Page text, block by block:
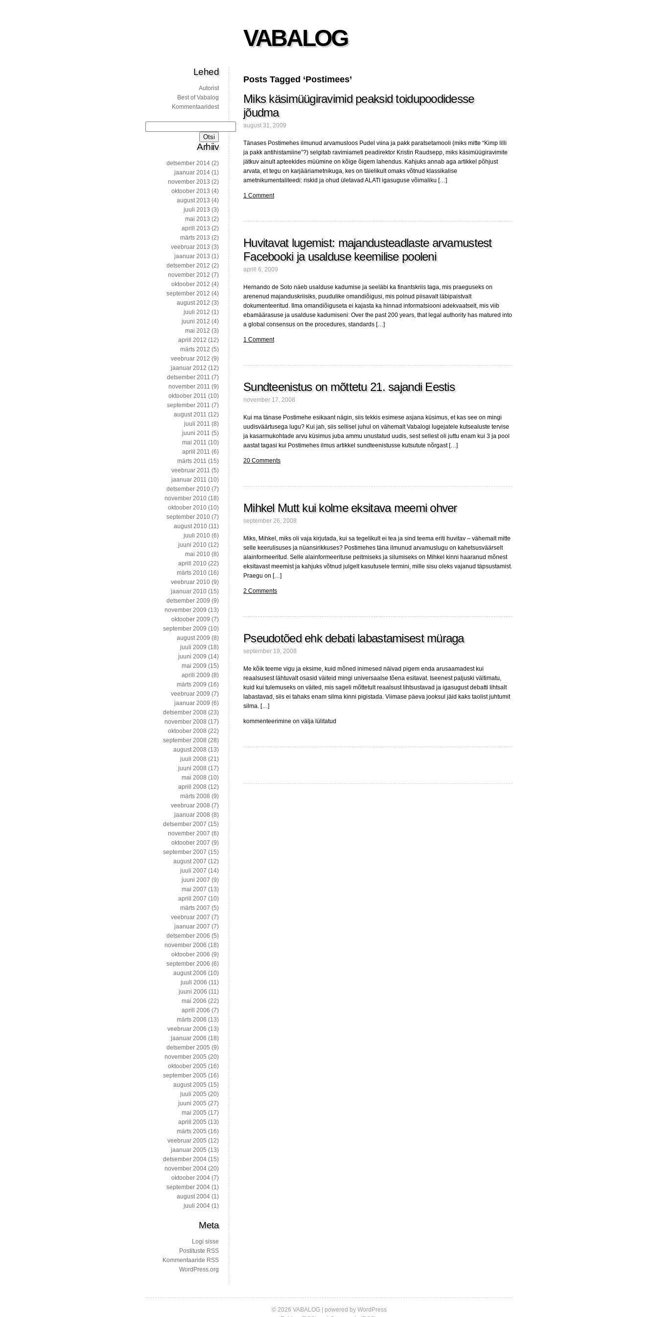
VABALOG
Posts Tagged ‘Postimees’
Miks käsimüügiravimid peaksid toidupoodidesse
jõudma
august 31, 2009
Tänases Postimehes ilmunud arvamusloos Pudel viina ja pakk paratsetamooli (miks mitte “Kimp lilli
ja pakk antihistamiine”?) selgitab ravimiameti peadirektor Kristin Raudsepp, miks käsimüügiravimite
jätkuv ainult apteekides müümine on kõige õigem lahendus. Kahjuks annab aga artikkel põhjust
arvata, et tegu on karjääriametnikuga, kes on täielikult omaks võtnud klassikalise
ametnikumentaliteedi: riskid ja ohud ületavad ALATI igasuguse võimaliku […]
1 Comment
Huvitavat lugemist: majandusteadlaste arvamustest
Facebooki ja usalduse keemilise pooleni
aprill 6, 2009
Hernando de Soto näeb usalduse kadumise ja seeläbi ka finantskriis taga, mis praeguseks on
arenenud majanduskriisiks, puudulike omandiõigusi, mis polnud piisavalt läbipaistvalt
dokumenteeritud. Ilma omandiõiguseta ei kajasta ka hinnad informatsiooni adekvaatselt, mis viib
ebamäärasuse ja usalduse kadumiseni: Over the past 200 years, that legal authority has matured into
a global consensus on the procedures, standards […]
1 Comment
Sundteenistus on mõttetu 21. sajandi Eestis
november 17, 2008
Kui ma tänase Postimehe esikaant nägin, siis tekkis esimese asjana küsimus, et kas see on mingi
uudisväärtusega lugu? Kui jah, siis sellisel juhul on vähemalt Vabalogi lugejatele kutsealuste tervise
ja kasarmukohtade arvu küsimus juba ammu unustatud uudis, sest sellest oli juttu enam kui 3 ja pool
aastat tagasi kui Postimehes ilmus artikkel sundteenistusse kutsutute nõrgast […]
20 Comments
Mihkel Mutt kui kolme eksitava meemi ohver
september 26, 2008
Miks, Mihkel, miks oli vaja kirjutada, kui sa tegelikult ei tea ja sind teema eriti huvitav – vähemalt mitte
selle keerulisuses ja nüansirikkuses? Postimehes täna ilmunud arvamuslugu on kahetsusväärselt
alainformeeritud. Selle alainformeerituse peitmiseks ja silumiseks on Mihkel kinni haaranud mõnest
eksitavast meemist ja kahjuks võtnud julgelt kasutusele termini, mille sisu oleks vajanud täpsustamist.
Praegu on […]
2 Comments
Pseudotõed ehk debati labastamisest müraga
september 19, 2008
Me kõik teeme vigu ja eksime, kuid mõned inimesed näivad pigem enda arusaamadest kui
reaalsusest lähtuvalt osasid väiteid mingi universaalse tõena esitavat. Iseenest paljuski vältimatu,
kuid kui tulemuseks on väited, mis sageli mõttetult reaalsust lihtsustavad ja igasugust debatti lihtsalt
labastavad, siis ei tahaks enam silma kinni pigistada. Viimase päeva jooksul jäid kaks taolist juhtumit
silma. […]
Pseudotõed
labastamisest
kommenteerimine on välja lülitatud
Lehed
Autorist
Best of Vabalog
Kommentaaridest
Arhiiv
detsember 2014 (2)
jaanuar 2014 (1)
november 2013 (2)
oktoober 2013 (4)
august 2013 (4)
juuli 2013 (3)
mai 2013 (2)
aprill 2013 (2)
märts 2013 (2)
veebruar 2013 (3)
jaanuar 2013 (1)
detsember 2012 (2)
november 2012 (7)
oktoober 2012 (4)
september 2012 (4)
august 2012 (3)
juuli 2012 (1)
juuni 2012 (4)
mai 2012 (3)
aprill 2012 (12)
märts 2012 (5)
veebruar 2012 (9)
jaanuar 2012 (12)
detsember 2011 (7)
november 2011 (9)
oktoober 2011 (10)
september 2011 (7)
august 2011 (12)
juuli 2011 (8)
juuni 2011 (5)
mai 2011 (10)
aprill 2011 (6)
märts 2011 (15)
veebruar 2011 (5)
jaanuar 2011 (10)
detsember 2010 (7)
november 2010 (18)
oktoober 2010 (10)
september 2010 (7)
august 2010 (11)
juuli 2010 (6)
juuni 2010 (12)
mai 2010 (8)
aprill 2010 (22)
märts 2010 (16)
veebruar 2010 (9)
jaanuar 2010 (15)
detsember 2009 (9)
november 2009 (13)
oktoober 2009 (7)
september 2009 (10)
august 2009 (8)
juuli 2009 (18)
juuni 2009 (14)
mai 2009 (15)
aprill 2009 (8)
märts 2009 (16)
veebruar 2009 (7)
jaanuar 2009 (6)
detsember 2008 (23)
november 2008 (17)
oktoober 2008 (22)
september 2008 (28)
august 2008 (13)
juuli 2008 (21)
juuni 2008 (17)
mai 2008 (10)
aprill 2008 (12)
märts 2008 (9)
veebruar 2008 (7)
jaanuar 2008 (8)
detsember 2007 (15)
november 2007 (6)
oktoober 2007 (9)
september 2007 (15)
august 2007 (12)
juuli 2007 (14)
juuni 2007 (9)
mai 2007 (13)
aprill 2007 (10)
märts 2007 (5)
veebruar 2007 (7)
jaanuar 2007 (7)
detsember 2006 (5)
november 2006 (18)
oktoober 2006 (9)
september 2006 (6)
august 2006 (10)
juuli 2006 (11)
juuni 2006 (11)
mai 2006 (22)
aprill 2006 (7)
märts 2006 (13)
veebruar 2006 (13)
jaanuar 2006 (18)
detsember 2005 (9)
november 2005 (20)
oktoober 2005 (16)
september 2005 (16)
august 2005 (15)
juuli 2005 (20)
juuni 2005 (27)
mai 2005 (17)
aprill 2005 (13)
märts 2005 (16)
veebruar 2005 (12)
jaanuar 2005 (13)
detsember 2004 (15)
november 2004 (20)
oktoober 2004 (7)
september 2004 (1)
august 2004 (1)
juuli 2004 (1)
Meta
Logi sisse
Postituste RSS
Kommentaaride RSS
WordPress.org
© 2026 VABALOG | powered by WordPress